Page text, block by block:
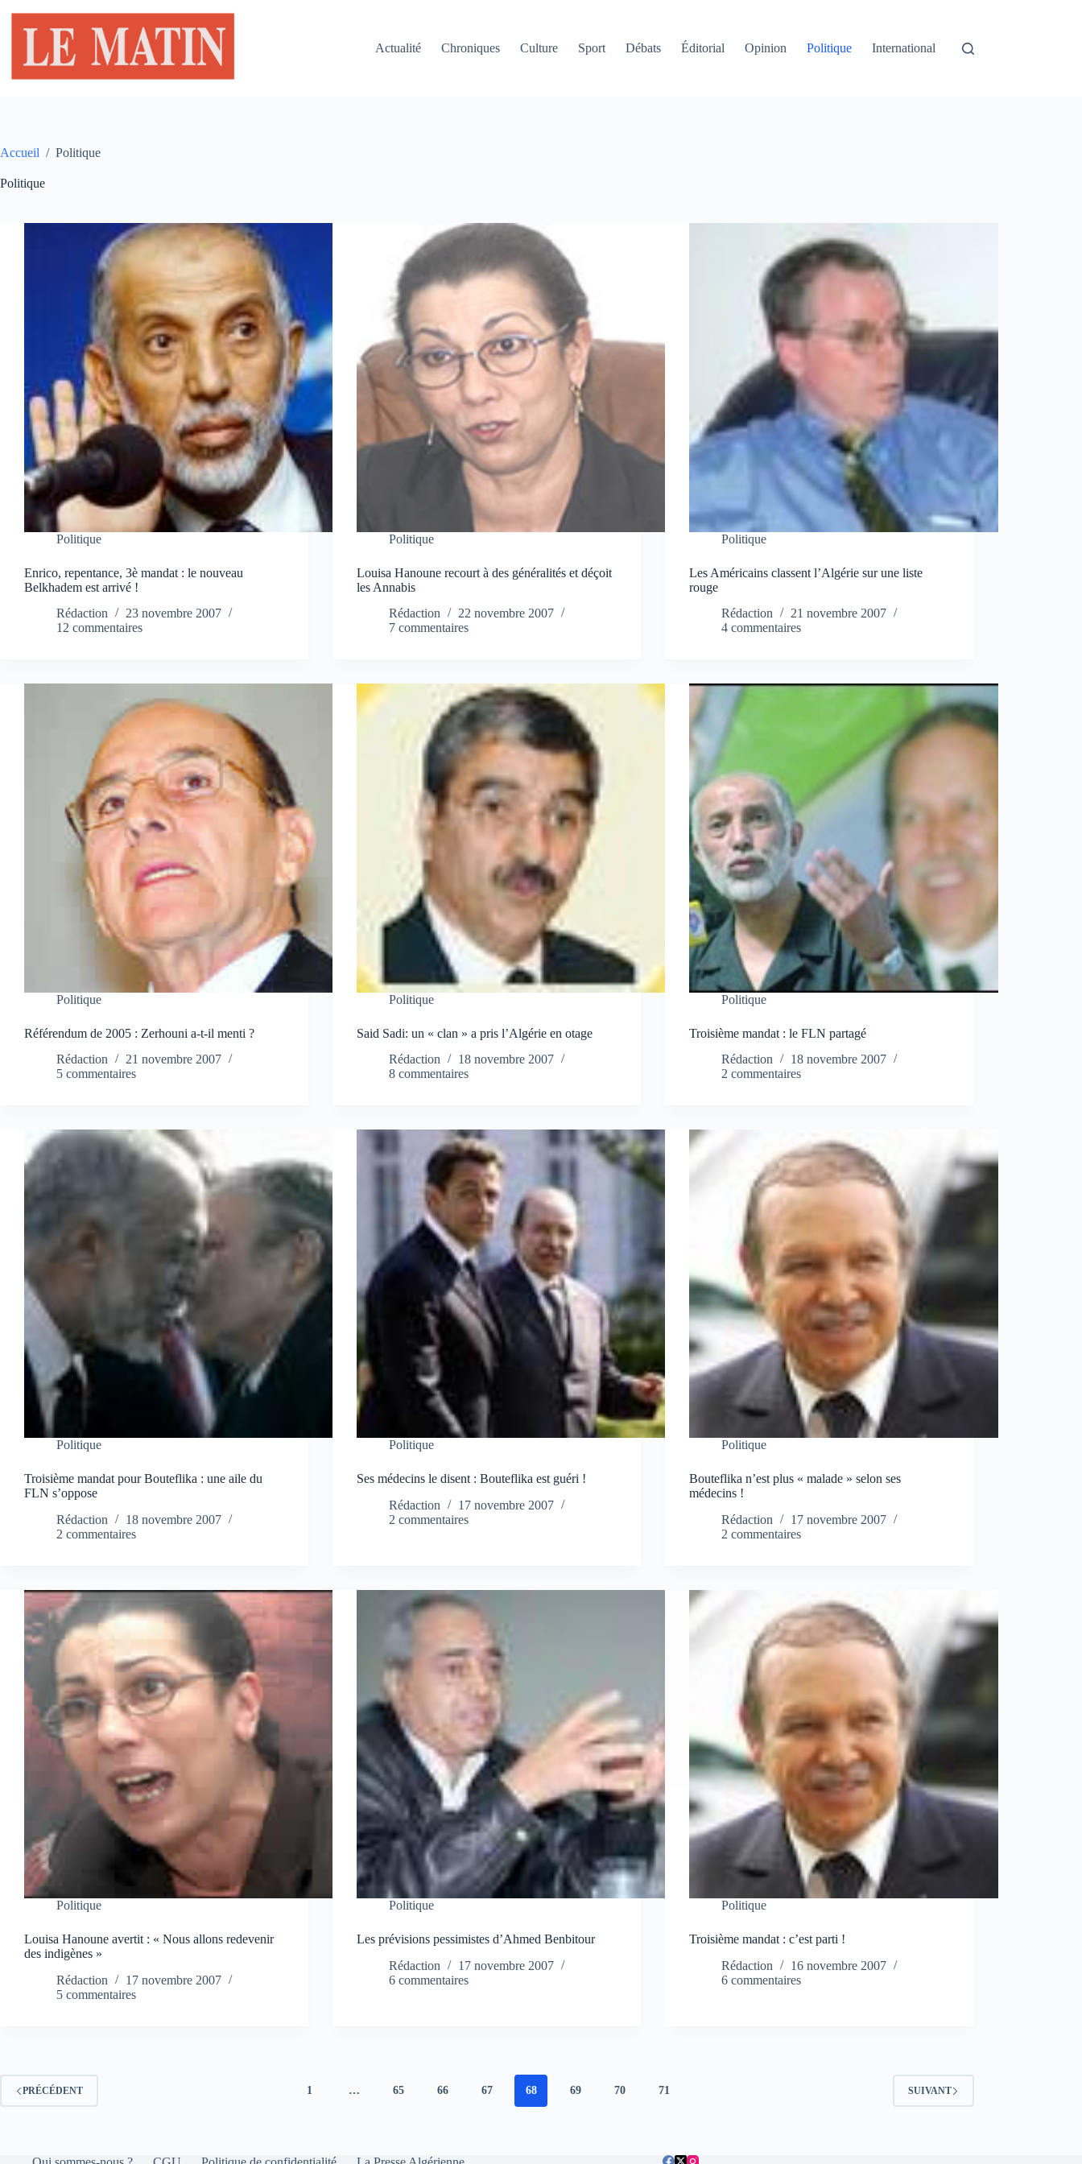
contenu
Actualité
Chroniques Culture Sport Débats Éditorial Opinion Politique International
Accueil / Politique
Politique
Politique
Enrico, repentance, 3è mandat : le nouveau
Belkhadem est arrivé !
Rédaction
23 novembre 2007
12 commentaires
Politique
Louisa Hanoune recourt à des généralités et déçoit
les Annabis
Rédaction
22 novembre 2007
7 commentaires
Politique
Les Américains classent l’Algérie sur une liste
rouge
Rédaction
21 novembre 2007
4 commentaires
Politique
Référendum de 2005 : Zerhouni a-t-il menti ?
Rédaction
21 novembre 2007
5 commentaires
Politique
Said Sadi: un « clan » a pris l’Algérie en otage
Rédaction
18 novembre 2007
8 commentaires
Politique
Troisième mandat : le FLN partagé
Rédaction
18 novembre 2007
2 commentaires
Politique
Troisième mandat pour Bouteflika : une aile du
FLN s’oppose
Rédaction
18 novembre 2007
2 commentaires
Politique
Ses médecins le disent : Bouteflika est guéri !
Rédaction
17 novembre 2007
2 commentaires
Politique
Bouteflika n’est plus « malade » selon ses
médecins !
Rédaction
17 novembre 2007
2 commentaires
Politique
Louisa Hanoune avertit : « Nous allons redevenir
des indigènes »
Rédaction
17 novembre 2007
5 commentaires
Politique
Les prévisions pessimistes d’Ahmed Benbitour
Rédaction
17 novembre 2007
6 commentaires
Politique
Troisième mandat : c’est parti !
Rédaction
16 novembre 2007
6 commentaires
PRÉCÉDENT 1 … 65 66 67 68 69 70 71 SUIVANT